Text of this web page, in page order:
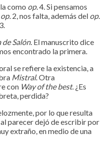
como op. 4. Si pensamos
op. 2, nos falta, además del op.
3.
de Salón. El manuscrito dice
encontrado la primera.
se refiere la existencia, a
Mistral. Otra
con Way of the best. ¿Es
perdida?
por lo que resulta
parecer dejó de escribir por
extraño, en medio de una